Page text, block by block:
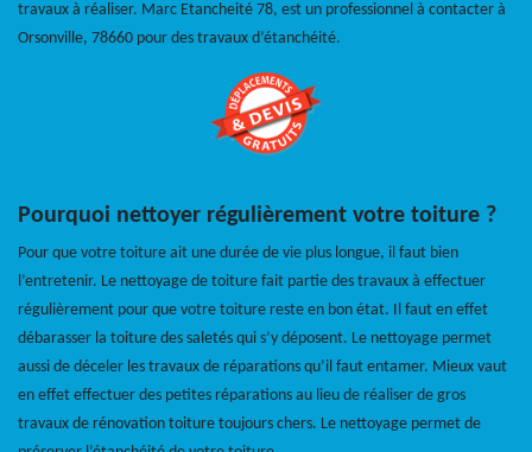
travaux à réaliser. Marc Etancheité 78, est un professionnel à contacter à
Orsonville, 78660 pour des travaux d’étanchéité.
Pourquoi nettoyer régulièrement votre toiture ?
Pour que votre toiture ait une durée de vie plus longue, il faut bien
l’entretenir. Le nettoyage de toiture fait partie des travaux à effectuer
régulièrement pour que votre toiture reste en bon état. Il faut en effet
débarasser la toiture des saletés qui s’y déposent. Le nettoyage permet
aussi de déceler les travaux de réparations qu’il faut entamer. Mieux vaut
en effet effectuer des petites réparations au lieu de réaliser de gros
travaux de rénovation toiture toujours chers. Le nettoyage permet de